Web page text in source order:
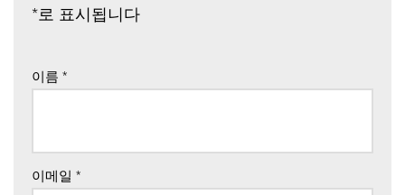
*로 표시됩니다
이름 *
이메일 *